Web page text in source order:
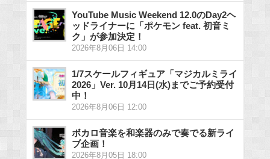
YouTube Music Weekend 12.0のDay2ヘ
ッドライナーに「ポケモン feat. 初音ミ
ク」が参加決定！
2026年8月06日 14:00
1/7スケールフィギュア「マジカルミライ
2026」Ver. 10月14日(水)までご予約受付
中！
2026年8月06日 12:00
ボカロ音楽を和楽器のみで奏でる新ライ
ブ企画！
2026年8月05日 18:00